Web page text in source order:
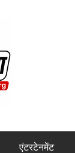
एंटरटेनमेंट